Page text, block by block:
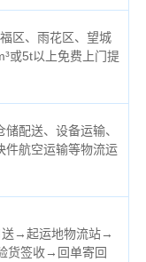
区、雨花区、望城
或5t以上免费上门提
配送、设备运输、
件航空运输等物流运
→起运地物流站→
货签收→回单寄回